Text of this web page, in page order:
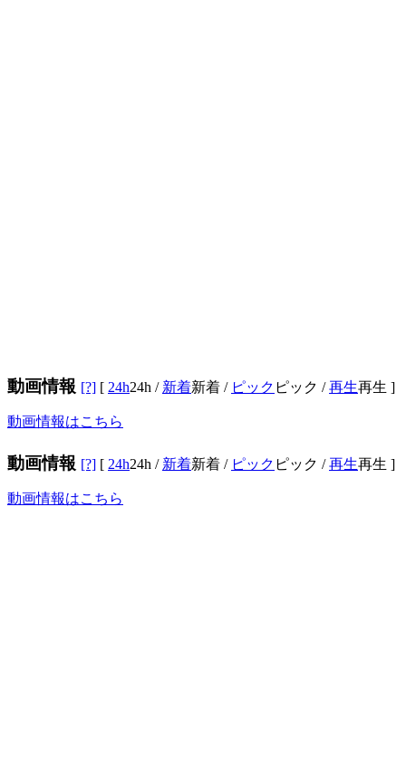
動画情報 [?] [ 24h24h / 新着新着 / ピック ピック /再生再生 ]
動画情報はこちら
動画情報 [?] [ 24h24h / 新着新着 / ピック ピック /再生再生 ]
動画情報はこちら